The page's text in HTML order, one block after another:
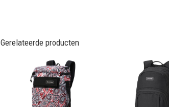
Gerelateerde producten